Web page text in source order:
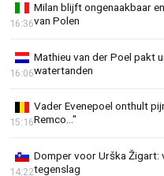
Milan blijft ongenaakbaar
van Polen
16:36
Mathieu van der Poel pakt
watertanden
16:06
Vader Evenepoel onthult
Remco..."
15:16
Domper voor Urška Žigart:
tegenslag
14:22